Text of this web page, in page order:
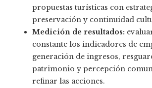
propuestas turísticas con
preservación y continuidad
Medición de resultados:
constante los indicadores de
generación de ingresos,
patrimonio y percepción
refinar las acciones.